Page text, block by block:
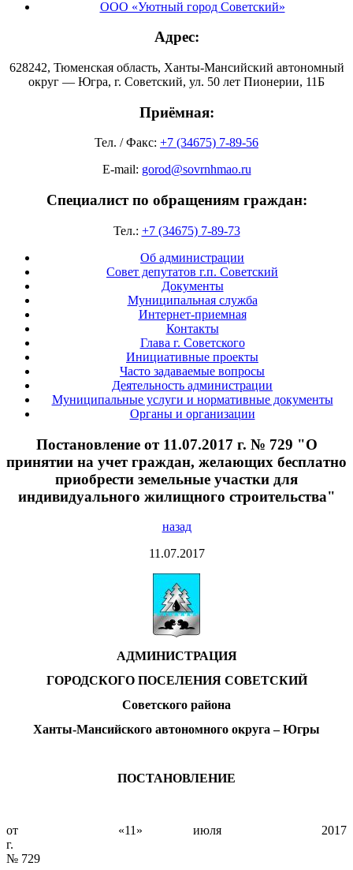
ООО «Уютный город Советский»
Адрес:
628242, Тюменская область, Ханты-Мансийский автономный
округ — Югра, г. Советский, ул. 50 лет Пионерии, 11Б
Приёмная:
Тел. / Факс: +7 (34675) 7-89-56
E-mail: gorod@sovrnhmao.ru
Специалист по обращениям граждан:
Тел.: +7 (34675) 7-89-73
Об администрации
Совет депутатов г.п. Советский
Документы
Муниципальная служба
Интернет-приемная
Контакты
Глава г. Советского
Инициативные проекты
Часто задаваемые вопросы
Деятельность администрации
Муниципальные услуги и нормативные документы
Органы и организации
Постановление от 11.07.2017 г. № 729 "О
принятии на учет граждан, желающих бесплатно
приобрести земельные участки для
индивидуального жилищного строительства"
назад
11.07.2017
АДМИНИСТРАЦИЯ
ГОРОДСКОГО ПОСЕЛЕНИЯ СОВЕТСКИЙ
Советского района
Ханты-Мансийского автономного округа – Югры
ПОСТАНОВЛЕНИЕ
от «11» июля 2017
г.
№ 729